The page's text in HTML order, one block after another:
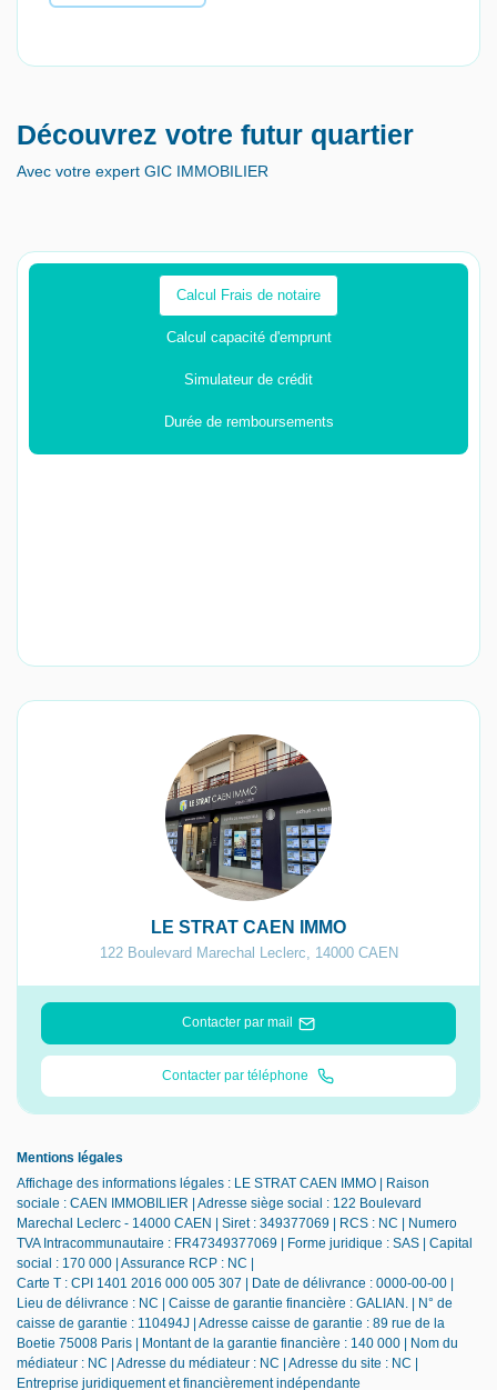
Découvrez votre futur quartier
Avec votre expert GIC IMMOBILIER
Calcul Frais de notaire
Calcul capacité d'emprunt
Simulateur de crédit
Durée de remboursements
LE STRAT CAEN IMMO
122 Boulevard Marechal Leclerc, 14000 CAEN
Contacter par mail
Contacter par téléphone
Mentions légales
Affichage des informations légales : LE STRAT CAEN IMMO | Raison
sociale : CAEN IMMOBILIER | Adresse siège social : 122 Boulevard
Marechal Leclerc - 14000 CAEN | Siret : 349377069 | RCS : NC | Numero
TVA Intracommunautaire : FR47349377069 | Forme juridique : SAS | Capital
social : 170 000 | Assurance RCP : NC |
Carte T : CPI 1401 2016 000 005 307 | Date de délivrance : 0000-00-00 |
Lieu de délivrance : NC | Caisse de garantie financière : GALIAN. | N° de
caisse de garantie : 110494J | Adresse caisse de garantie : 89 rue de la
Boetie 75008 Paris | Montant de la garantie financière : 140 000 | Nom du
médiateur : NC | Adresse du médiateur : NC | Adresse du site : NC |
Entreprise juridiquement et financièrement indépendante